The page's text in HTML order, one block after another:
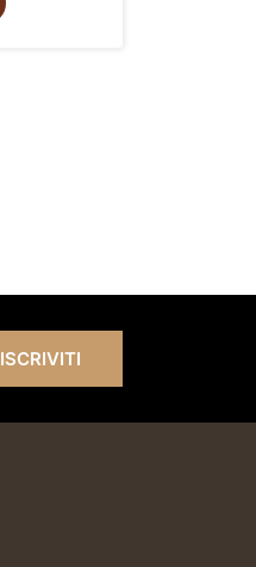
ISCRIVITI